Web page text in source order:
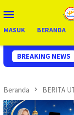
ke
Mobile
MASUK BERANDA
BREAKING NEWS
Polres
Beranda BERITA